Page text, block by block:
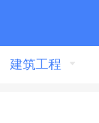
建筑工程